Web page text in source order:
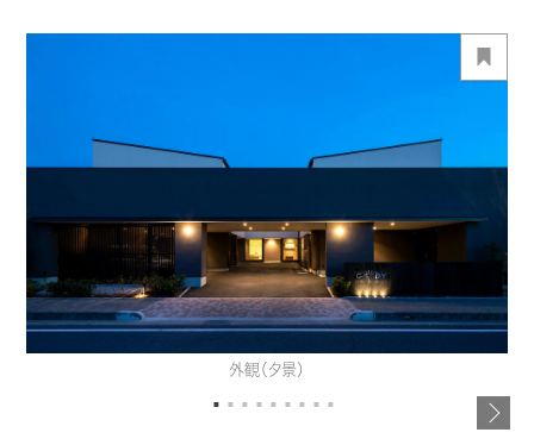
デザイナーズギャラリー
インテリア
住まいづくりガイド
買う
賃貸住宅
店舗・各種施設
土地活用実例
法人のお客さま
企業不動産活用（CRE）戦略
戸建て・マンション
リフォームの流れ
リフォームメニュー
リフォーム事例
事業用
再開発・官民連携事業
分譲マンション開発事業
収益不動産・投資開発事業
オーナーサポート
住まいるりんぐ（ロングサポート）
保証制度
企業・IR情報
企業・IR
ニュース
場・イベント情報
カタログ請求
外観（夕景）